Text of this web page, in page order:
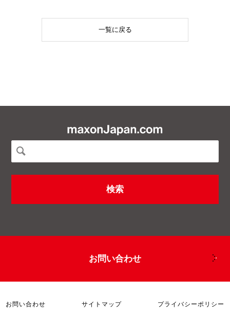
一覧に戻る
お問い合わせ
お問い合わせ サイトマップ プライバシーポリシー